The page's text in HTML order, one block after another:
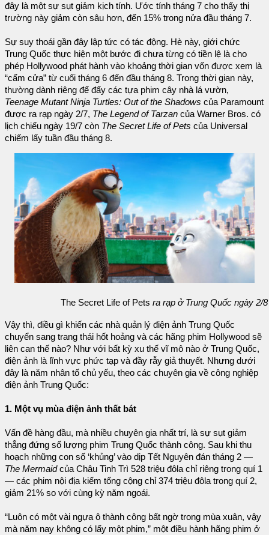
đây là một sự sụt giảm kịch tính. Ước tính tháng 7 cho thấy thị
trường này giảm còn sâu hơn, đến 15% trong nửa đầu tháng 7.
Sự suy thoái gần đây lập tức có tác động. Hè này, giới chức
Trung Quốc thực hiện một bước đi chưa từng có tiền lệ là cho
phép Hollywood phát hành vào khoảng thời gian vốn được xem là
“cấm cửa” từ cuối tháng 6 đến đầu tháng 8. Trong thời gian này,
thường dành riêng để đẩy các tựa phim cây nhà lá vườn,
Teenage Mutant Ninja Turtles: Out of the Shadows của Paramount
được ra rạp ngày 2/7, The Legend of Tarzan của Warner Bros. có
lịch chiếu ngày 19/7 còn The Secret Life of Pets của Universal
chiếm lấy tuần đầu tháng 8.
The Secret Life of Pets ra rạp ở Trung Quốc ngày 2/8
Vậy thì, điều gì khiến các nhà quản lý điện ảnh Trung Quốc
chuyển sang trang thái hốt hoảng và các hãng phim Hollywood sẽ
liên can thế nào? Như với bất kỳ xu thế vĩ mô nào ở Trung Quốc,
điện ảnh là lĩnh vực phức tạp và đầy rẫy giả thuyết. Nhưng dưới
đây là năm nhân tố chủ yếu, theo các chuyên gia về công nghiệp
điện ảnh Trung Quốc:
1. Một vụ mùa điện ảnh thất bát
Vấn đề hàng đầu, mà nhiều chuyên gia nhất trí, là sự sụt giảm
thẳng đứng số lượng phim Trung Quốc thành công. Sau khi thu
hoạch những con số ‘khủng’ vào dịp Tết Nguyên đán tháng 2 —
The Mermaidcủa Châu Tinh Trì 528 triệu đôla chỉ riêng trong quí 1
— các phim nội địa kiếm tổng cộng chỉ 374 triệu đôla trong quí 2,
giảm 21% so với cùng kỳ năm ngoái.
“Luôn có một vài ngựa ô thành công bất ngờ trong mùa xuân, vậy
mà năm nay không có lấy một phim,” một điều hành hãng phim ở